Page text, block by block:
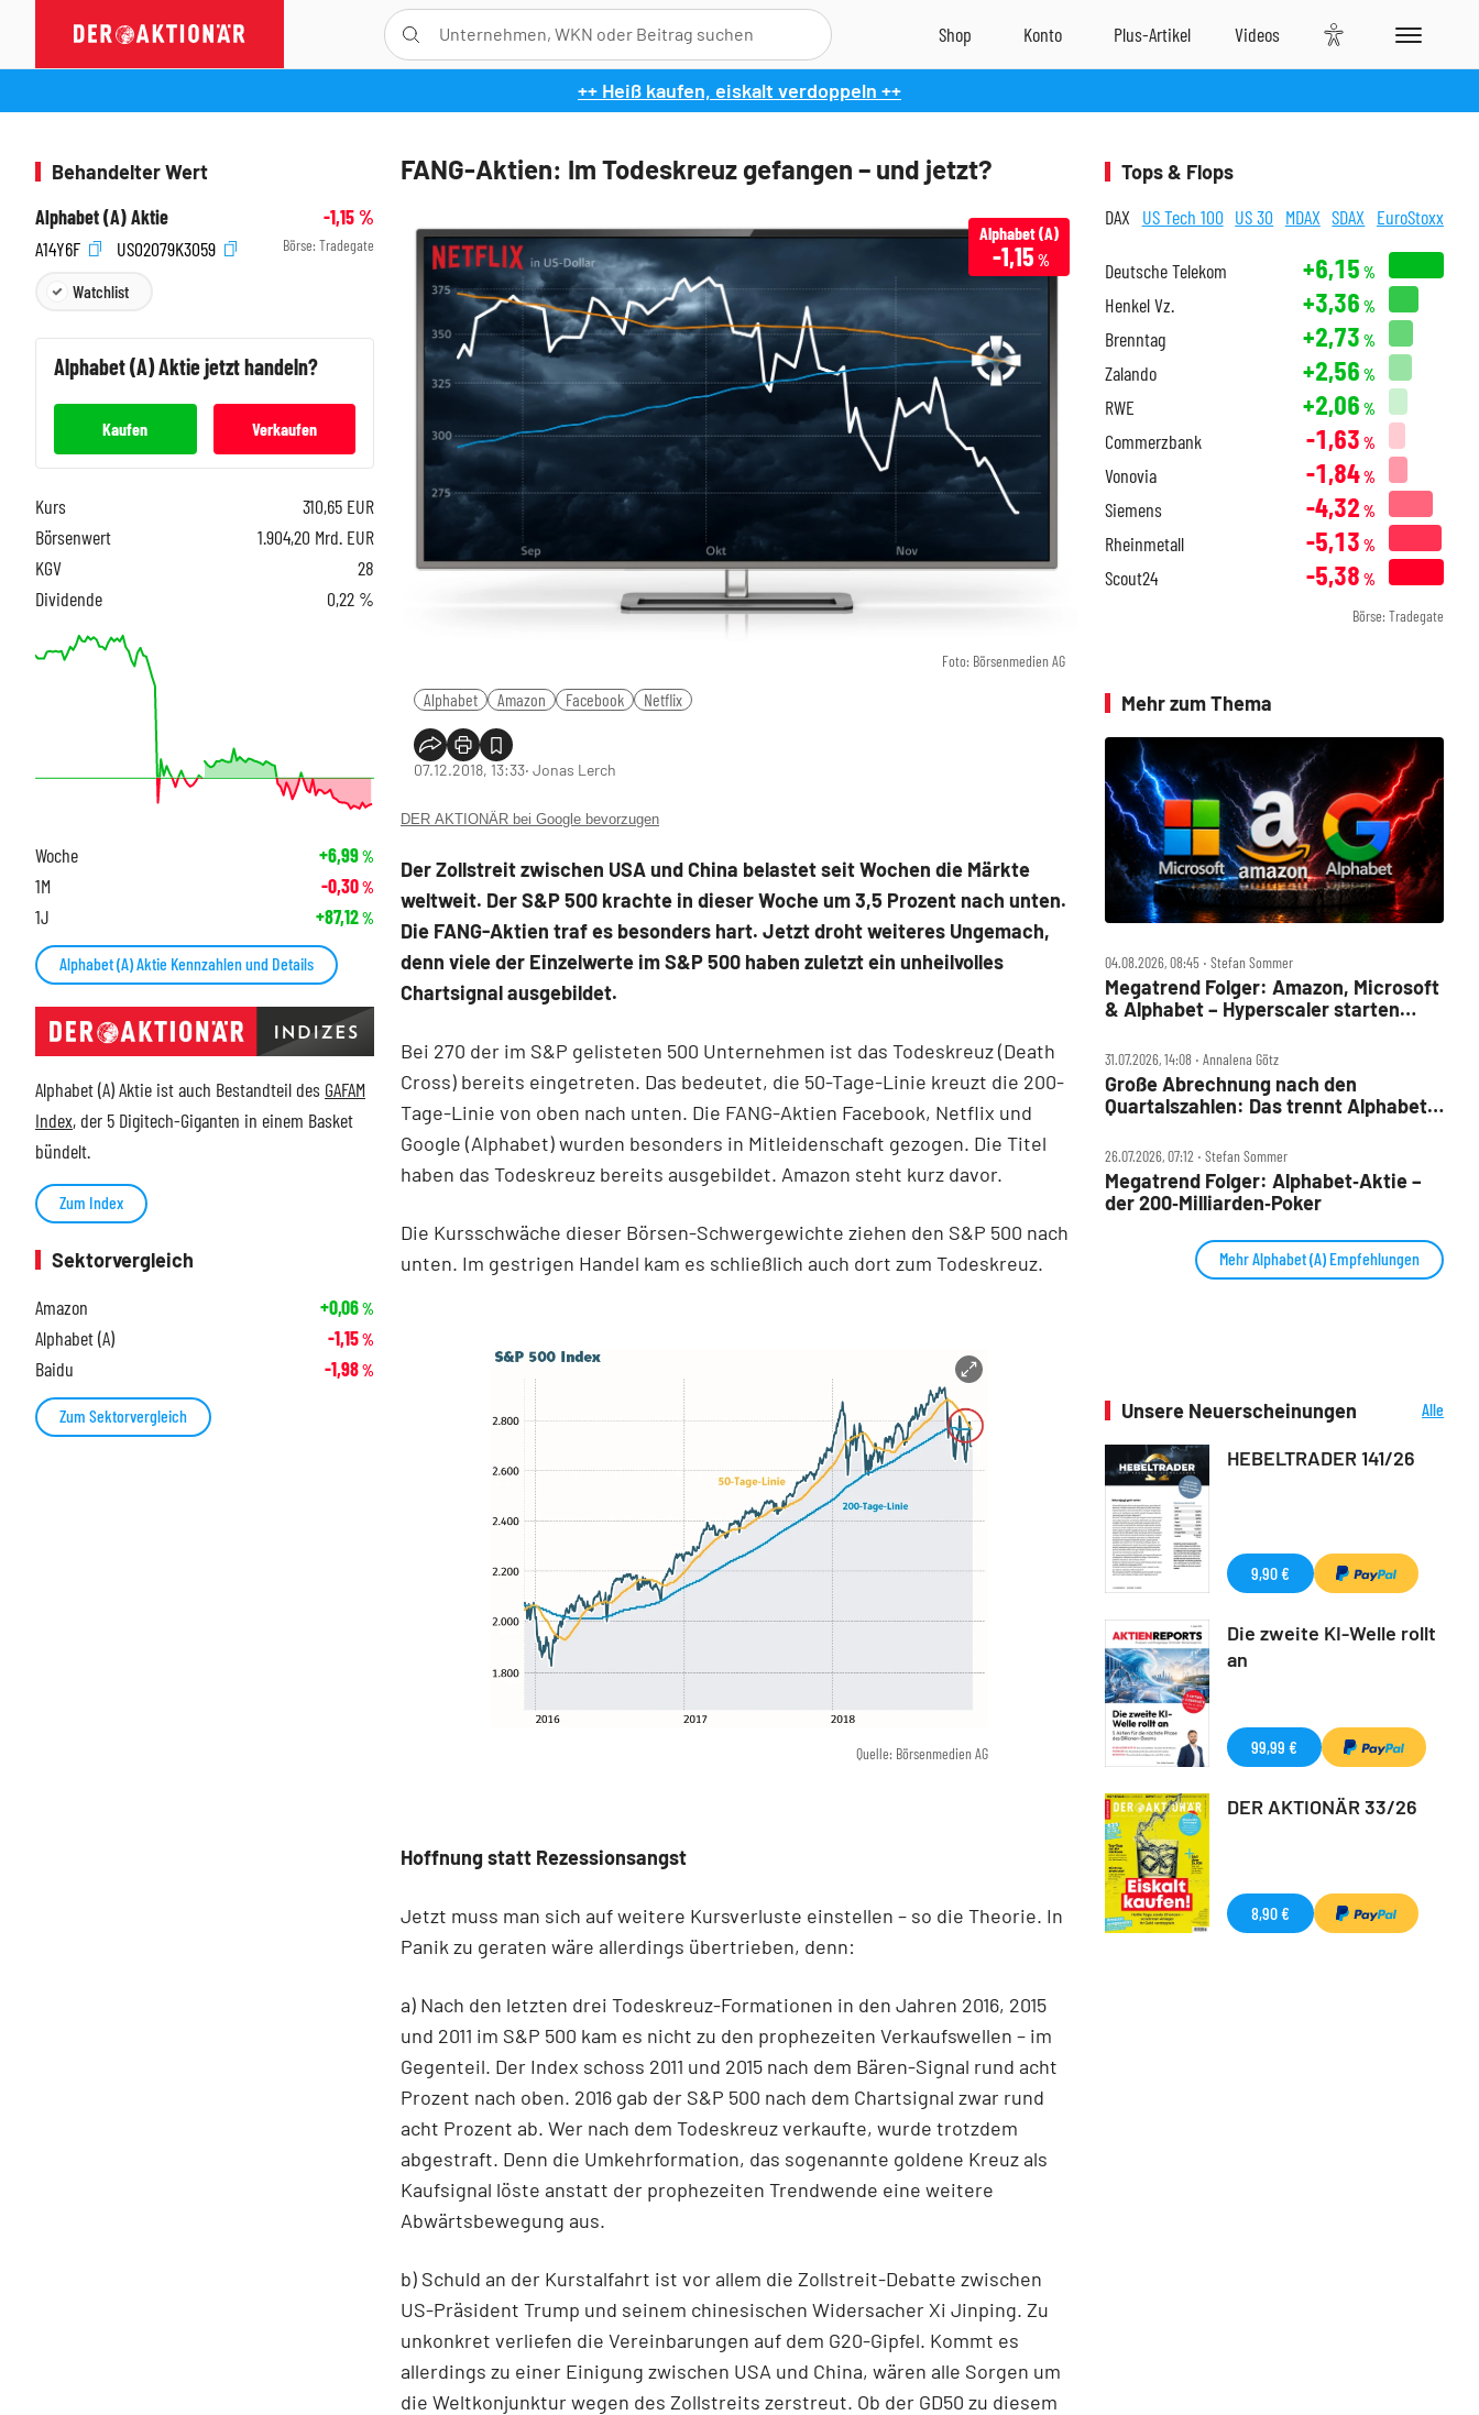
++ Heiß kaufen, eiskalt verdoppeln ++
FANG-Aktien: Im Todeskreuz gefangen – und jetzt?
Foto: Börsenmedien AG
Alphabet (A)
-1,15 %
Alphabet Amazon Facebook Netflix
07.12.2018, 13:33‧ Jonas Lerch
DER AKTIONÄR bei Google bevorzugen
Der Zollstreit zwischen USA und China belastet seit Wochen die Märkte
weltweit. Der S&P 500 krachte in dieser Woche um 3,5 Prozent nach unten.
Die FANG-Aktien traf es besonders hart. Jetzt droht weiteres Ungemach,
denn viele der Einzelwerte im S&P 500 haben zuletzt ein unheilvolles
Chartsignal ausgebildet.
Bei 270 der im S&P gelisteten 500 Unternehmen ist das Todeskreuz (Death
Cross) bereits eingetreten. Das bedeutet, die 50-Tage-Linie kreuzt die 200-
Tage-Linie von oben nach unten. Die FANG-Aktien Facebook, Netflix und
Google (Alphabet) wurden besonders in Mitleidenschaft gezogen. Die Titel
haben das Todeskreuz bereits ausgebildet. Amazon steht kurz davor.
Die Kursschwäche dieser Börsen-Schwergewichte ziehen den S&P 500 nach
unten. Im gestrigen Handel kam es schließlich auch dort zum Todeskreuz.
Quelle: Börsenmedien AG
Hoffnung statt Rezessionsangst
Jetzt muss man sich auf weitere Kursverluste einstellen – so die Theorie. In
Panik zu geraten wäre allerdings übertrieben, denn:
a) Nach den letzten drei Todeskreuz-Formationen in den Jahren 2016, 2015
und 2011 im S&P 500 kam es nicht zu den prophezeiten Verkaufswellen – im
Gegenteil. Der Index schoss 2011 und 2015 nach dem Bären-Signal rund acht
Prozent nach oben. 2016 gab der S&P 500 nach dem Chartsignal zwar rund
acht Prozent ab. Wer nach dem Todeskreuz verkaufte, wurde trotzdem
abgestraft. Denn die Umkehrformation, das sogenannte goldene Kreuz als
Kaufsignal löste anstatt der prophezeiten Trendwende eine weitere
Abwärtsbewegung aus.
b) Schuld an der Kurstalfahrt ist vor allem die Zollstreit-Debatte zwischen
US-Präsident Trump und seinem chinesischen Widersacher Xi Jinping. Zu
unkonkret verliefen die Vereinbarungen auf dem G20-Gipfel. Kommt es
allerdings zu einer Einigung zwischen USA und China, wären alle Sorgen um
die Weltkonjunktur wegen des Zollstreits zerstreut. Ob der GD50 zu diesem
Behandelter Wert
Alphabet (A) Aktie
-1,15%
A14Y6F
US02079K3059 Börse: Tradegate
Watchlist
Alphabet (A)Aktie jetzt handeln?
Kaufen Verkaufen
Kurs 310,65 EUR
Börsenwert
1.904,20 Mrd. EUR
KGV
28
Dividende
0,22 %
Woche +6,99%
1M -0,30%
1J +87,12%
Alphabet (A) Aktie Kennzahlen und Details
Alphabet (A) Aktie ist auch Bestandteil des GAFAM
Index, der 5 Digitech-Giganten in einem Basket
bündelt.
Zum Index
Sektorvergleich
Amazon
+0,06%
Alphabet (A) -1,15%
Baidu -1,98%
Zum Sektorvergleich
Tops & Flops
DAX US Tech 100 US 30 MDAX SDAX EuroStoxx
Deutsche Telekom +6,15 %
Henkel Vz. +3,36 %
Brenntag +2,73 %
Zalando +2,56 %
RWE +2,06 %
Commerzbank -1,63 %
Vonovia -1,84%
Siemens -4,32 %
Rheinmetall -5,13 %
Scout24 -5,38 %
Börse: Tradegate
Mehr zum Thema
04.08.2026, 08:45 ‧ Stefan Sommer
Megatrend Folger: Amazon, Microsoft
& Alphabet – Hyperscaler starten
31.07.2026, 14:08 ‧ Annalena Götz
Große Abrechnung nach den
Quartalszahlen: Das trennt Alphabet
26.07.2026, 07:12 ‧ Stefan Sommer
Megatrend Folger: Alphabet‑Aktie –
der 200‑Milliarden‑Poker
Mehr Alphabet (A) Empfehlungen
Unsere Neuerscheinungen
Alle
HEBELTRADER 141/26
9,90 €
Die zweite KI-Welle rollt
an
99,99 €
DER AKTIONÄR 33/26
8,90 €